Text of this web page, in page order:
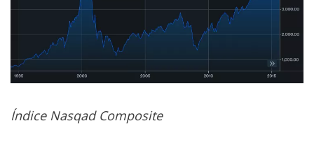
Índice Nasqad Composite